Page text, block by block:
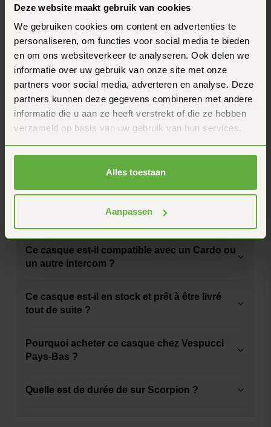
Deze website maakt gebruik van cookies
We gebruiken cookies om content en advertenties te
personaliseren, om functies voor social media te bieden
en om ons websiteverkeer te analyseren. Ook delen we
informatie over uw gebruik van onze site met onze
partners voor social media, adverteren en analyse. Deze
partners kunnen deze gegevens combineren met andere
informatie die u aan ze heeft verstrekt of die ze hebben
verzameld op basis van uw gebruik van hun services.
Alles toestaan
Aanpassen
Questions fréquentes
Tu as une autre question ? N'hésite pas à nous
Comment de marche, de garantie du prix de ?
Combien de temps faut-il pour recevoir ma
Ce casque est-il compatible avec un Cardo ou
un autre intercom ?
Ce casque est-il en stock et prêt à être livré
tout de suite ?
Pourquoi acheter ce casque chez Vespucci
Pays-Bas ?
Quelle est de durée de sur Scorpion ?
Préparation de l'interphone Oui
Couleur Noir mat
Poids 1650 grammes